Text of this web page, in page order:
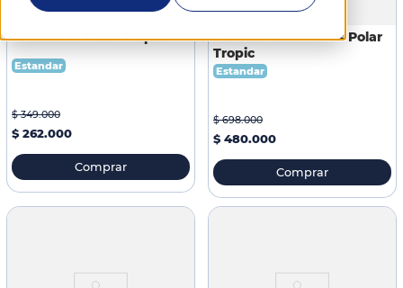
Almohada Polar Tropic
Estandar
$ 349.000
$ 262.000
Comprar
Combo: Almohadas Polar
Tropic
Estandar
$ 698.000
$ 480.000
Comprar